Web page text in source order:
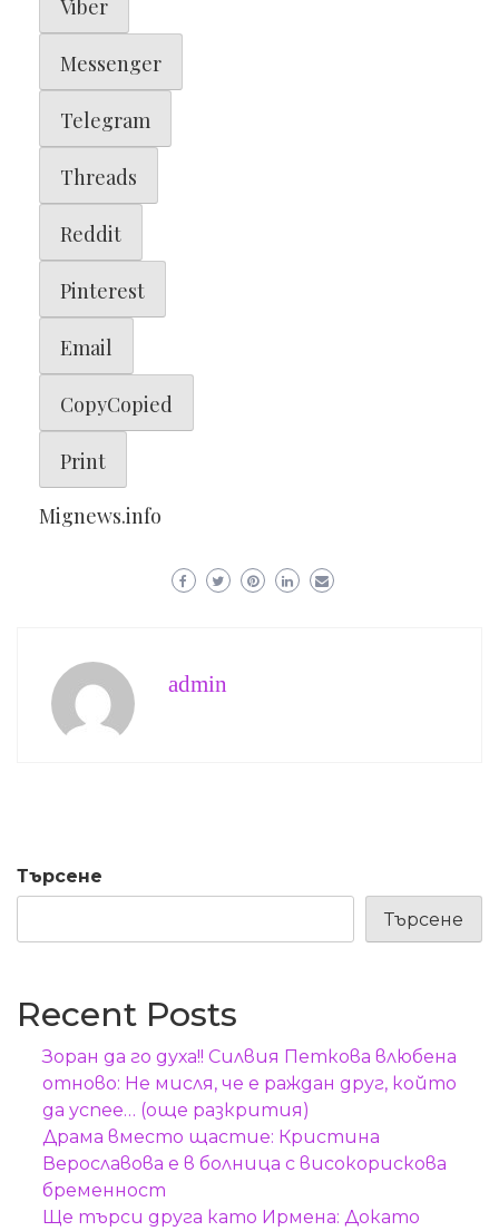
Viber
Messenger
Telegram
Threads
Reddit
Pinterest
Email
CopyCopied
Print
Mignews.info
admin
Търсене
Търсене
Recent Posts
Зоран да го духа!! Силвия Петкова влюбена
отново: Не мисля, че е раждан друг, който
да успее… (още разкрития)
Драма вместо щастие: Кристина
Верославова е в болница с високорискова
бременност
Ще търси друга като Ирмена: Докато